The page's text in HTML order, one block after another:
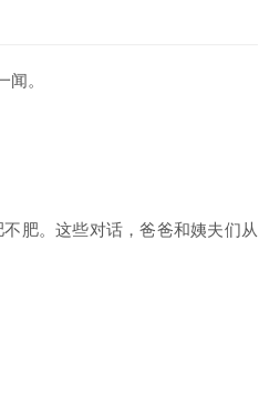
。
肥。这些对话，爸爸和姨夫们从